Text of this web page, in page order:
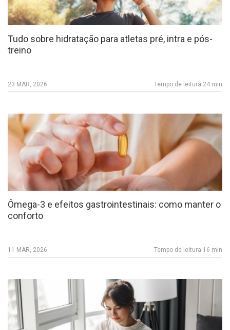
Tudo sobre hidratação para atletas pré, intra e pós-
treino
23 MAR, 2026 Tempo de leitura 24 min
Ômega-3 e efeitos gastrointestinais: como manter o
conforto
11 MAR, 2026 Tempo de leitura 16 min